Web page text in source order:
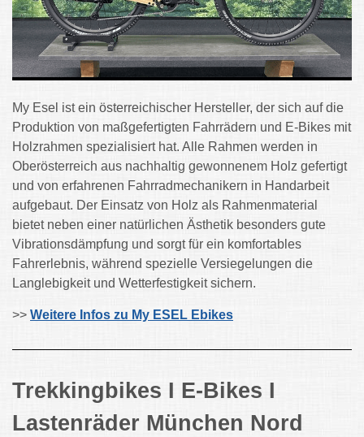
My Esel ist ein österreichischer Hersteller, der sich auf die
Produktion von maßgefertigten Fahrrädern und E-Bikes mit
Holzrahmen spezialisiert hat. Alle Rahmen werden in
Oberösterreich aus nachhaltig gewonnenem Holz gefertigt
und von erfahrenen Fahrradmechanikern in Handarbeit
aufgebaut. Der Einsatz von Holz als Rahmenmaterial
bietet neben einer natürlichen Ästhetik besonders gute
Vibrationsdämpfung und sorgt für ein komfortables
Fahrerlebnis, während spezielle Versiegelungen die
Langlebigkeit und Wetterfestigkeit sichern.
>> Weitere Infos zu My ESEL Ebikes
Trekkingbikes I E-Bikes I
Lastenräder München Nord